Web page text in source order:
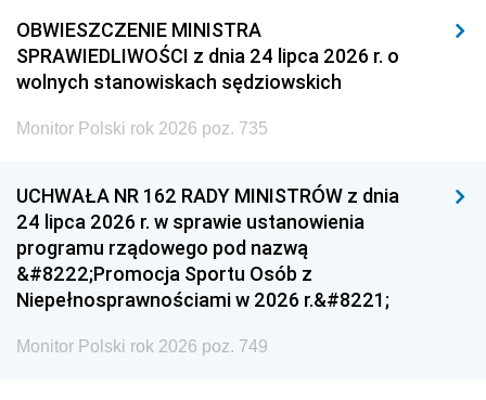
OBWIESZCZENIE MINISTRA
SPRAWIEDLIWOŚCI z dnia 24 lipca 2026 r. o
wolnych stanowiskach sędziowskich
Monitor Polski rok 2026 poz. 735
UCHWAŁA NR 162 RADY MINISTRÓW z dnia
24 lipca 2026 r. w sprawie ustanowienia
programu rządowego pod nazwą
&#8222;Promocja Sportu Osób z
Niepełnosprawnościami w 2026 r.&#8221;
Monitor Polski rok 2026 poz. 749